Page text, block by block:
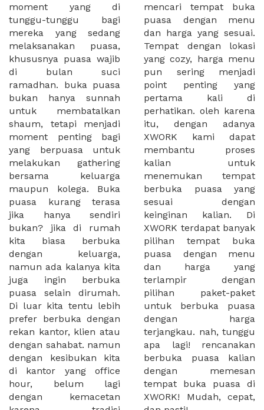
moment yang di
tunggu-tunggu bagi
mereka yang sedang
melaksanakan puasa,
khususnya puasa wajib
di bulan suci
ramadhan. buka puasa
bukan hanya sunnah
untuk membatalkan
shaum, tetapi menjadi
moment penting bagi
yang berpuasa untuk
melakukan gathering
bersama keluarga
maupun kolega. Buka
puasa kurang terasa
jika hanya sendiri
bukan? jika di rumah
kita biasa berbuka
dengan keluarga,
namun ada kalanya kita
juga ingin berbuka
puasa selain dirumah.
Di luar kita tentu lebih
prefer berbuka dengan
rekan kantor, klien atau
dengan sahabat. namun
dengan kesibukan kita
di kantor yang office
hour, belum lagi
dengan kemacetan
mencari tempat buka
puasa dengan menu
dan harga yang sesuai.
Tempat dengan lokasi
yang cozy, harga menu
pun sering menjadi
point penting yang
pertama kali di
perhatikan. oleh karena
itu, dengan adanya
XWORK kami dapat
membantu proses
kalian untuk
menemukan tempat
berbuka puasa yang
sesuai dengan
keinginan kalian. Di
XWORK terdapat banyak
pilihan tempat buka
puasa dengan menu
dan harga yang
terlampir dengan
pilihan paket-paket
untuk berbuka puasa
dengan harga
terjangkau. nah, tunggu
apa lagi! rencanakan
berbuka puasa kalian
dengan memesan
tempat buka puasa di
XWORK! Mudah, cepat,